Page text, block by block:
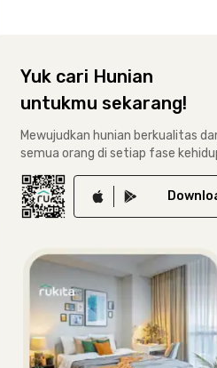
Yuk cari Hunian
untukmu sekarang!
Mewujudkan hunian berkualitas
semua orang di setiap fase